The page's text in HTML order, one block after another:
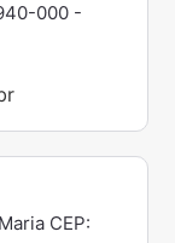
000 -
CEP: